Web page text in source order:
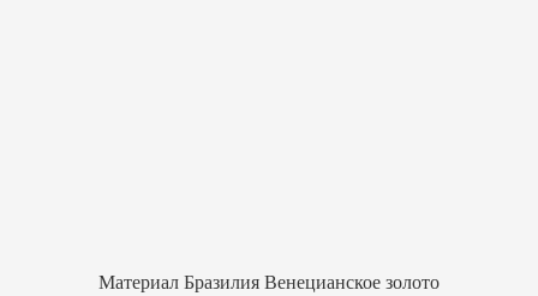
Материал Бразилия Венецианское золото